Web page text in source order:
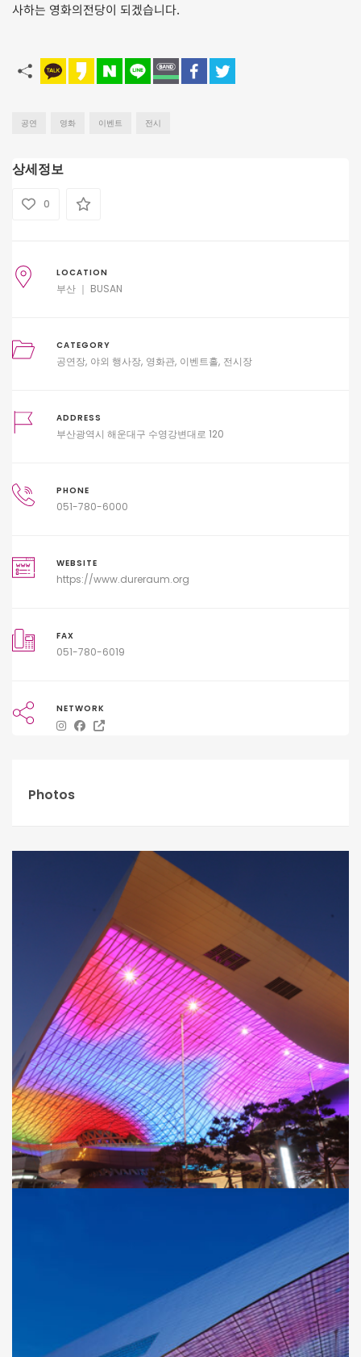
사하는 영화의전당이 되겠습니다.
공연 영화 이벤트 전시
상세정보
0
LOCATION
부산 ｜ BUSAN
CATEGORY
공연장 야외 행사장 영화관 이벤트홀 전시장
ADDRESS
부산광역시 해운대구 수영강변대로 120
PHONE
051-780-6000
WEBSITE
https://www.dureraum.org
FAX
051-780-6019
NETWORK
Photos